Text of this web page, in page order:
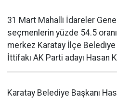
31 Mart Mahalli İdareler
seçmenlerin yüzde 54.5
merkez Karatay İlçe Belediye
İttifakı AK Parti adayı Hasan
Karatay Belediye Başkanı